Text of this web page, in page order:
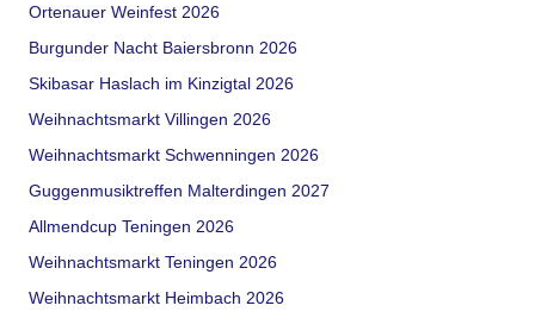
Ortenauer Weinfest 2026
Burgunder Nacht Baiersbronn 2026
Skibasar Haslach im Kinzigtal 2026
Weihnachtsmarkt Villingen 2026
Weihnachtsmarkt Schwenningen 2026
Guggenmusiktreffen Malterdingen 2027
Allmendcup Teningen 2026
Weihnachtsmarkt Teningen 2026
Weihnachtsmarkt Heimbach 2026